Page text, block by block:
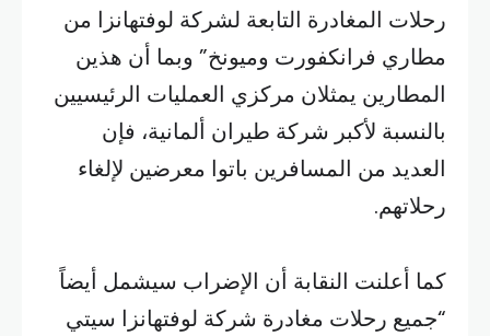
رحلات المغادرة التابعة لشركة لوفتهانزا من
مطاري فرانكفورت وميونخ” وبما أن هذين
المطارين يمثلان مركزي العمليات الرئيسيين
بالنسبة لأكبر شركة طيران ألمانية، فإن
العديد من المسافرين باتوا معرضين لإلغاء
رحلاتهم.
كما أعلنت النقابة أن الإضراب سيشمل أيضاً
“جميع رحلات مغادرة شركة لوفتهانزا سيتي